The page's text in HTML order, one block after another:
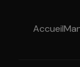
Accueil